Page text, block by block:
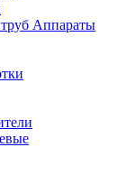
Аппараты